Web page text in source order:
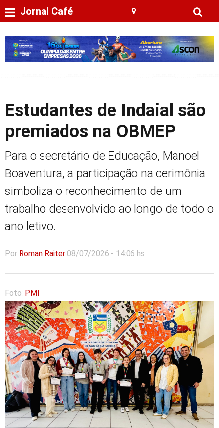
Jornal Café
Estudantes de Indaial são
premiados na OBMEP
Para o secretário de Educação, Manoel
Boaventura, a participação na cerimônia
simboliza o reconhecimento de um
trabalho desenvolvido ao longo de todo o
ano letivo.
Por Roman Raiter 08/07/2026 - 14:06 hs
Foto: PMI